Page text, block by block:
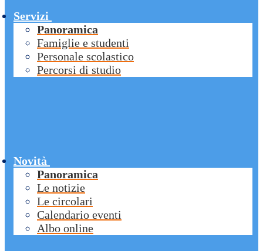
Servizi
Panoramica
Famiglie e studenti
Personale scolastico
Percorsi di studio
Novità
Panoramica
Le notizie
Le circolari
Calendario eventi
Albo online